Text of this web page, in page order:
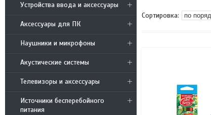
Устройства ввода и аксессуары
Аксессуары для ПК
Наушники и микрофоны
Акустические системы
Телевизоры и аксессуары
Источники бесперебойного
питания